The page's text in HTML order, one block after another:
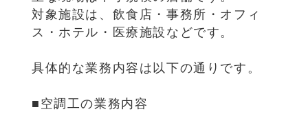
対象施設は、飲食店・事務所・オフィ
ス・ホテル・医療施設などです。
具体的な業務内容は以下の通りです。
■空調工の業務内容